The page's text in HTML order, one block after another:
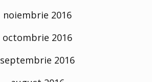
noiembrie 2016
octombrie 2016
septembrie 2016